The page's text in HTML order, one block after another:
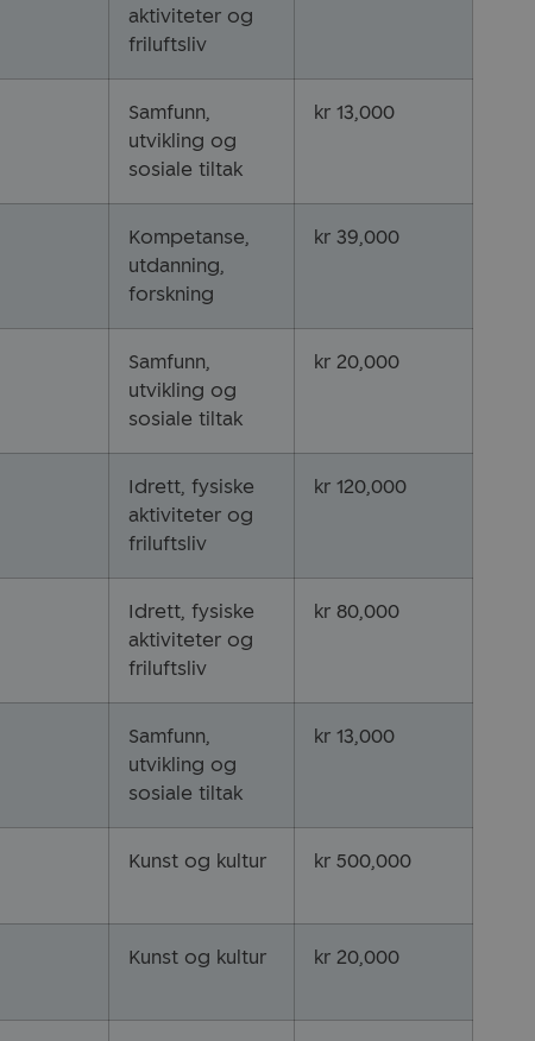
aktiviteter og
friluftsliv
Samfunn,
utvikling og
sosiale tiltak
kr 13,000
Kompetanse,
utdanning,
forskning
kr 39,000
Samfunn,
utvikling og
sosiale tiltak
kr 20,000
Idrett, fysiske
aktiviteter og
friluftsliv
kr 120,000
Idrett, fysiske
aktiviteter og
friluftsliv
kr 80,000
Samfunn,
utvikling og
sosiale tiltak
kr 13,000
Kunst og kultur kr 500,000
Kunst og kultur kr 20,000